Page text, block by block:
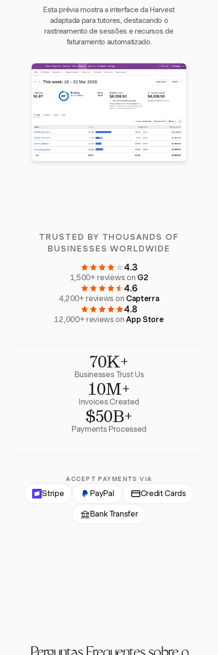
Esta prévia mostra a interface da Harvest
adaptada para tutores, destacando o
rastreamento de sessões e recursos de
faturamento automatizado.
TRUSTED BY THOUSANDS OF
BUSINESSES WORLDWIDE
4.3
1,500+ reviews on G2
4.6
4,200+ reviews on Capterra
4.8
12,000+ reviews onApp Store
70K+
Businesses Trust Us
10M+
Invoices Created
$50B+
Payments Processed
ACCEPT PAYMENTS VIA
Stripe PayPal Credit Cards
Bank Transfer